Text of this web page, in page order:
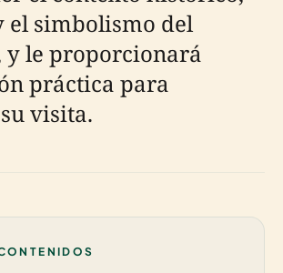
el simbolismo del
le proporcionará
práctica para
visita.